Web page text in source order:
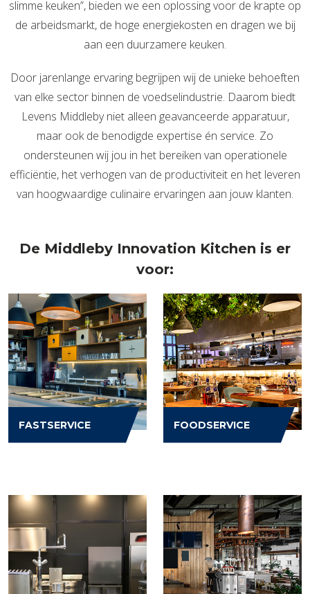
slimme keuken”, bieden we een oplossing voor de krapte op
de arbeidsmarkt, de hoge energiekosten en dragen we bij
aan een duurzamere keuken.
Door jarenlange ervaring begrijpen wij de unieke behoeften
van elke sector binnen de voedselindustrie. Daarom biedt
Levens Middleby niet alleen geavanceerde apparatuur,
maar ook de benodigde expertise én service. Zo
ondersteunen wij jou in het bereiken van operationele
efficiëntie, het verhogen van de productiviteit en het leveren
van hoogwaardige culinaire ervaringen aan jouw klanten.
De Middleby Innovation Kitchen is er
voor:
FASTSERVICE FOODSERVICE